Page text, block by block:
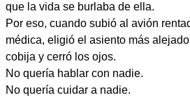
que la vida se burlaba de ella.
Por eso, cuando subió al avión
médica, eligió el asiento más
cobija y cerró los ojos.
No quería hablar con nadie.
No quería cuidar a nadie.